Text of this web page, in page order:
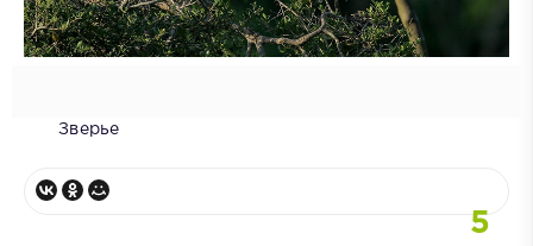
Зверье
5